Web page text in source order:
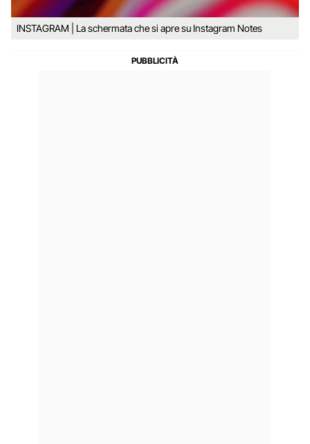
INSTAGRAM | La schermata che si apre su Instagram Notes